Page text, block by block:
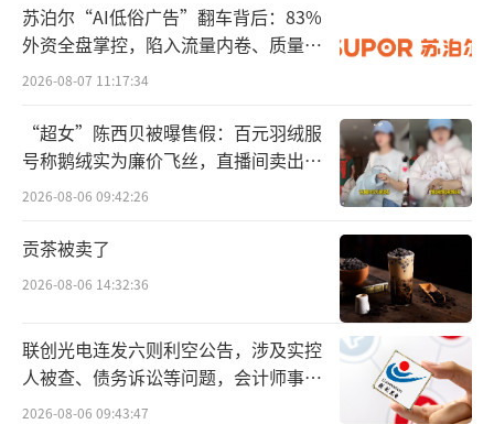
对于公司股价异常上涨，有投资者和媒体
质疑，存在内幕消息提前泄露的可能。双成药
业方面表示，交易磋商过程中，公司采取了严
格的保密措施并及时对内幕知情人进行了登记
和上报。
9月11日，公司披露重组预案并复牌，股价
苏泊尔“AI低俗广告”翻车背后：83%
外资全盘掌控，陷入流量内卷、质量频
发的负循环
2026-08-07 11:17:34
“超女”陈西贝被曝售假：百元羽绒服
号称鹅绒实为廉价飞丝，直播间卖出超
百万元
2026-08-06 09:42:26
贡茶被卖了
2026-08-06 14:32:36
联创光电连发六则利空公告，涉及实控
人被查、债务诉讼等问题，会计师事务
所曾出具“保留意见”
2026-08-06 09:43:47